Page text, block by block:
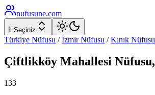
nufusune.com
İl Seçiniz
Türkiye Nüfusu / İzmirNüfusu / Kınık Nüfusu
Çiftlikköy Mahallesi Nüfusu,
133